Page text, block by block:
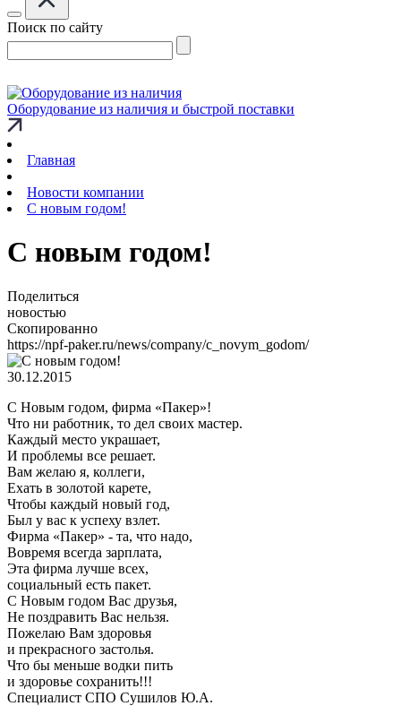
Поиск по сайту
Оборудование из наличия и быстрой поставки
Главная
Новости компании
C новым годом!
C новым годом!
Поделиться
новостью
Скопированно
https://npf-paker.ru/news/company/c_novym_godom/
30.12.2015
С Новым годом, фирма «Пакер»!
Что ни работник, то дел своих мастер.
Каждый место украшает,
И проблемы все решает.
Вам желаю я, коллеги,
Ехать в золотой карете,
Чтобы каждый новый год,
Был у вас к успеху взлет.
Фирма «Пакер» - та, что надо,
Вовремя всегда зарплата,
Эта фирма лучше всех,
социальный есть пакет.
С Новым годом Вас друзья,
Не поздравить Вас нельзя.
Пожелаю Вам здоровья
и прекрасного застолья.
Что бы меньше водки пить
и здоровье сохранить!!!
Специалист СПО Сушилов Ю.А.